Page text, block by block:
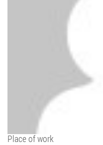
Place of work